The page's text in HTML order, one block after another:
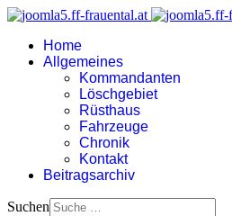
Home
Allgemeines
Kommandanten
Löschgebiet
Rüsthaus
Fahrzeuge
Chronik
Kontakt
Beitragsarchiv
Suchen